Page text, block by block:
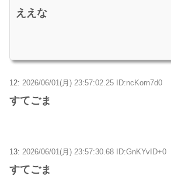
ええな
12: 2026/06/01(月) 23:57:02.25 ID:ncKorn7d0
すてごま
13: 2026/06/01(月) 23:57:30.68 ID:GnKYvID+0
すてごま